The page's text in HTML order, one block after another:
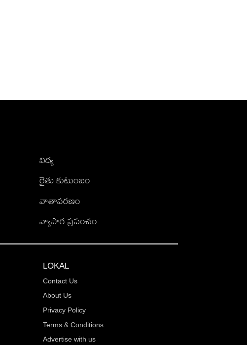
విద్య
రైతు కుటుంబం
వాతావరణం
వ్యాపార ప్రపంచం
LOKAL
Contact Us
About Us
Privacy Policy
Terms & Conditions
Advertise with us